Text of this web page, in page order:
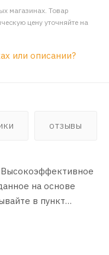
магазинах. Товар
цену уточняйте на
или описании?
ОТЗЫВЫ
Высокоэффективное
на основе
в пункт